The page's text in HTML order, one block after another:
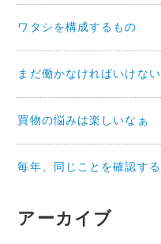
ワタシを構成するもの
まだ働かなければいけない
買物の悩みは楽しいなぁ
毎年、同じことを確認する
アーカイブ